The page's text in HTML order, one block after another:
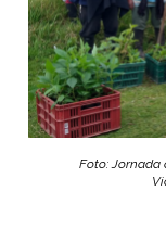
Foto: Jornada